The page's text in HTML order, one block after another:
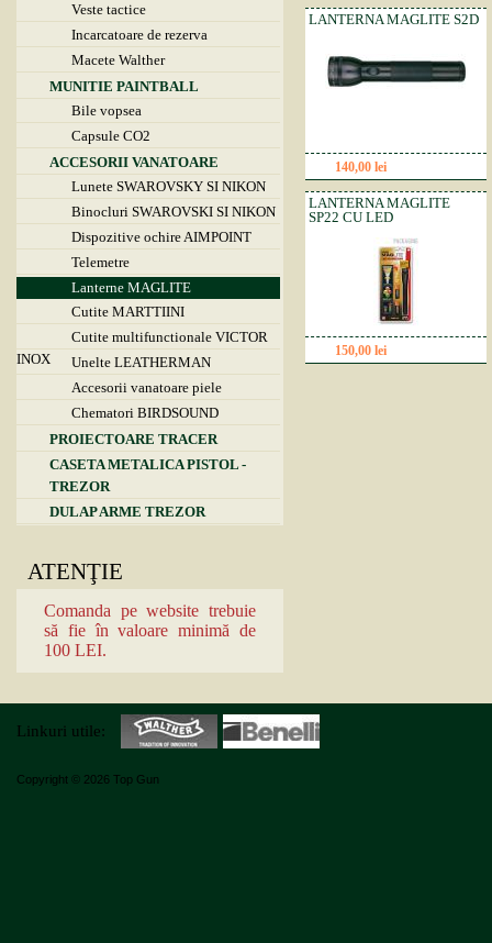
Veste tactice
Incarcatoare de rezerva
Macete Walther
MUNITIE PAINTBALL
Bile vopsea
Capsule CO2
ACCESORII VANATOARE
Lunete SWAROVSKY SI NIKON
Binocluri SWAROVSKI SI NIKON
Dispozitive ochire AIMPOINT
Telemetre
Lanterne MAGLITE
Cutite MARTTIINI
Cutite multifunctionale VICTOR
INOX
Unelte LEATHERMAN
Accesorii vanatoare piele
Chematori BIRDSOUND
PROIECTOARE TRACER
CASETA METALICA PISTOL -
TREZOR
DULAP ARME TREZOR
ATENŢIE
Comanda pe website trebuie
să fie în valoare minimă de
100 LEI.
LANTERNA MAGLITE S2D
140,00 lei
LANTERNA MAGLITE
SP22 CU LED
150,00 lei
Linkuri utile:
Copyright © 2026 Top Gun